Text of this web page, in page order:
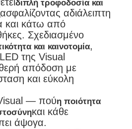
διπλή τροφοδοσία και
αδιάλειπτη
και κάτω από
Σχεδιασμένο
και καινοτομία,
της Visual
απόδοση με
και εύκολη
— πούη ποιότητα
και κάθε
άψογα.